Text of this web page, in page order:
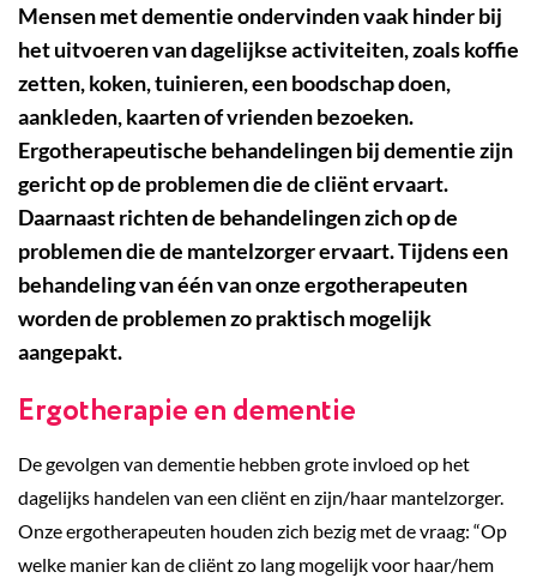
Mensen met dementie ondervinden vaak hinder bij
het uitvoeren van dagelijkse activiteiten, zoals koffie
zetten, koken, tuinieren, een boodschap doen,
aankleden, kaarten of vrienden bezoeken.
Ergotherapeutische behandelingen bij dementie zijn
gericht op de problemen die de cliënt ervaart.
Daarnaast richten de behandelingen zich op de
problemen die de mantelzorger ervaart. Tijdens een
behandeling van één van onze ergotherapeuten
worden de problemen zo praktisch mogelijk
aangepakt.
Ergotherapie en dementie
De gevolgen van dementie hebben grote invloed op het
dagelijks handelen van een cliënt en zijn/haar mantelzorger.
Onze ergotherapeuten houden zich bezig met de vraag: “Op
welke manier kan de cliënt zo lang mogelijk voor haar/hem